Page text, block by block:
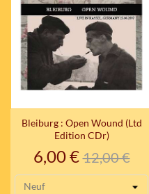
Bleiburg : Open Wound (Ltd
Edition CDr)
Prix
6,00 €Prix
de
12,00 €